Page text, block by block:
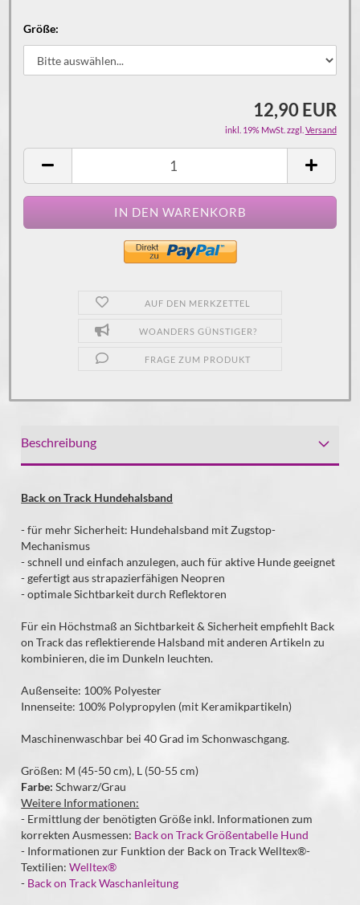
Größe:
12,90 EUR
inkl. 19% MwSt. zzgl. Versand
AUF DEN MERKZETTEL
WOANDERS GÜNSTIGER?
FRAGE ZUM PRODUKT
Beschreibung
Back on Track Hundehalsband
- für mehr Sicherheit: Hundehalsband mit Zugstop-
Mechanismus
- schnell und einfach anzulegen, auch für aktive Hunde geeignet
- gefertigt aus strapazierfähigen Neopren
- optimale Sichtbarkeit durch Reflektoren
Für ein Höchstmaß an Sichtbarkeit & Sicherheit empfiehlt Back
on Track das reflektierende Halsband mit anderen Artikeln zu
kombinieren, die im Dunkeln leuchten.
Außenseite: 100% Polyester
​Innenseite: 100% Polypropylen (mit Keramikpartikeln)
Maschinenwaschbar bei 40 Grad im Schonwaschgang.
Größen: M (45-50 cm), L (50-55 cm)
Farbe:Schwarz/Grau
Weitere Informationen:
- Ermittlung der benötigten Größe inkl. Informationen zum
korrekten Ausmessen: Back on Track Größentabelle Hund
- Informationen zur Funktion der Back on Track Welltex®-
Textilien:Welltex®
- Back on Track Waschanleitung